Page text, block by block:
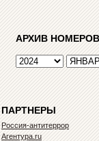
АРХИВ НОМЕРОВ
ПАРТНЕРЫ
Россия-антитеррор
Агентура.ru